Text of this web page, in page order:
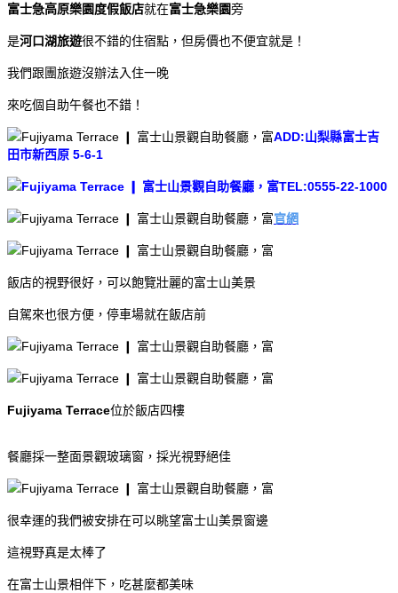
富士急高原樂園度假飯店就在富士急樂園旁
是河口湖旅遊很不錯的住宿點，但房價也不便宜就是！
我們跟團旅遊沒辦法入住一晚
來吃個自助午餐也不錯！
ADD:山梨縣富士吉
田市新西原 5-6-1
TEL:0555-22-1000
官網
飯店的視野很好，可以飽覽壯麗的富士山美景
自駕來也很方便，停車場就在飯店前
Fujiyama Terrace位於飯店四樓
餐廳採一整面景觀玻璃窗，採光視野絕佳
很幸運的我們被安排在可以眺望富士山美景窗邊
這視野真是太棒了
在富士山景相伴下，吃甚麼都美味